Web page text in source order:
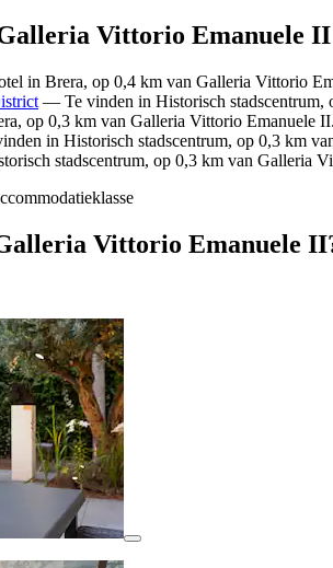
Vittorio Emanuele II
in Brera, op 0,4 km van Galleria Vittorio
— Te vinden in Historisch stadscentrum,
op 0,3 km van Galleria Vittorio Emanuele
in Historisch stadscentrum, op 0,3 km
stadscentrum, op 0,3 km van Galleria
Vittorio Emanuele